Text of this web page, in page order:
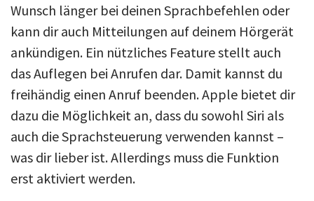
Wunsch länger bei deinen Sprachbefehlen oder
kann dir auch Mitteilungen auf deinem Hörgerät
ankündigen. Ein nützliches Feature stellt auch
das Auflegen bei Anrufen dar. Damit kannst du
freihändig einen Anruf beenden. Apple bietet dir
dazu die Möglichkeit an, dass du sowohl Siri als
auch die Sprachsteuerung verwenden kannst –
was dir lieber ist. Allerdings muss die Funktion
erst aktiviert werden.